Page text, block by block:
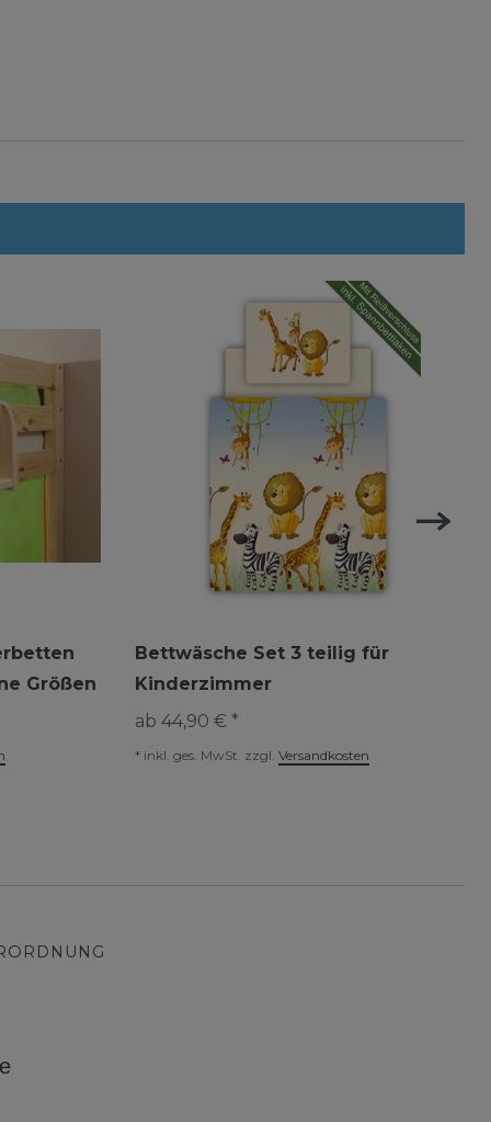
Größen
Bettwäsche Set 3 teilig für
Kinderzimmer
ab 44,90 € *
* inkl. ges. MwSt. zzgl. Versandkosten